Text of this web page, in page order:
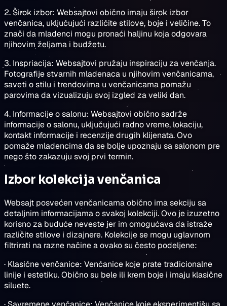
2. Širok izbor: Websajtovi obično imaju širok izbor
venčanica, uključujući različite stilove, boje i veličine. To
znači da mladenci mogu pronaći haljinu koja odgovara
njihovim željama i budžetu.
3. Inspriacija: Websajtovi pružaju inspiraciju za venčanja.
Fotografije stvarnih mladenaca u njihovim venčanicama,
saveti o stilu i trendovima u venčanicama pomažu
parovima da vizualizuju svoj izgled za veliki dan.
4. Informacije o salonu: Websajtovi obično sadrže
informacije o salonu, uključujući radno vreme, lokaciju,
kontakt informacije i recenzije drugih klijenata. Ovo
pomaže mladencima da se bolje upoznaju sa salonom pre
nego što zakazuju svoj prvi termin.
Izbor kolekcija venčanica
Websajt posvećen venčanicama obično ima sekciju sa
detaljnim informacijama o svakoj kolekciji. Ovo je izuzetno
korisno za buduće neveste jer im omogućava da istraže
različite stilove i dizajnere. Kolekcije se mogu uglavnom
filtrirati na razne načine a ovako su često podeljene:
· Klasične venčanice: Venčanice koje prate tradicionalne
linije i estetiku. Obično su bele ili krem boje i imaju klasične
siluete.